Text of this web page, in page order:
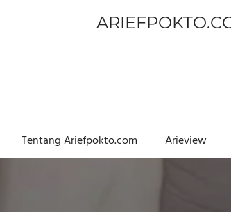
Tentang Ariefpokto.com Arieview